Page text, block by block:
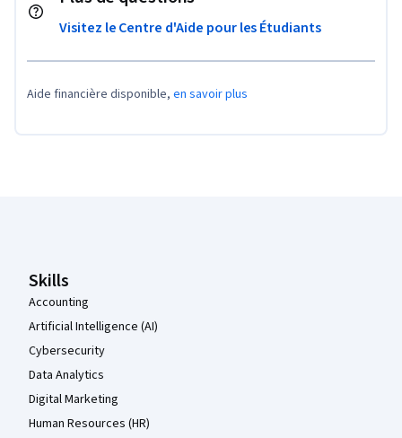
Visitez le Centre d'Aide pour les Étudiants
Aide financière disponible, en savoir plus
Skills
Accounting
Artificial Intelligence (AI)
Cybersecurity
Data Analytics
Digital Marketing
Human Resources (HR)